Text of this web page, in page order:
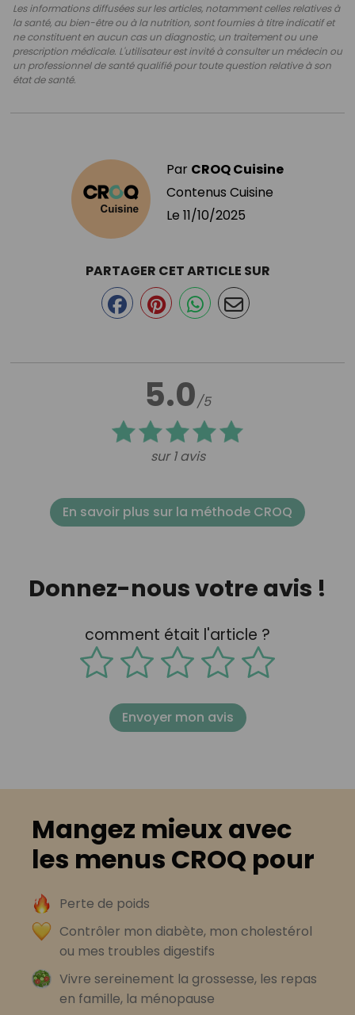
Les informations diffusées sur les articles, notamment celles relatives à
la santé, au bien-être ou à la nutrition, sont fournies à titre indicatif et
ne constituent en aucun cas un diagnostic, un traitement ou une
prescription médicale. L'utilisateur est invité à consulter un médecin ou
un professionnel de santé qualifié pour toute question relative à son
état de santé.
Par CROQ Cuisine
Contenus Cuisine
Le 11/10/2025
5.0/5
sur 1 avis
PARTAGER CET ARTICLE SUR
En savoir plus sur la méthode CROQ
Donnez-nous votre avis !
comment était l'article ?
Envoyer mon avis
Mangez mieux avec
les menus CROQ pour
Perte de poids
Contrôler mon diabète, mon cholestérol
ou mes troubles digestifs
Vivre sereinement la grossesse, les repas
en famille, la ménopause